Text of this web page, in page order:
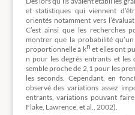
et statistiques qui viennent
orientés notamment vers
C’est ainsi que les recherches
montrer que la probabilité
proportionnelle à kn et elles ont
n pour les degrés entrants et les
semble proche de 2,1 pour les
les seconds. Cependant, en
observé des variations assez
entrants, variations pouvant
Flake, Lawrence, et al., 2002).